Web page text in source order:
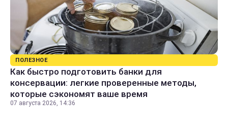
ПОЛЕЗНОЕ
Как быстро подготовить банки для
консервации: легкие проверенные методы,
которые сэкономят ваше время
07 августа 2026, 14:36